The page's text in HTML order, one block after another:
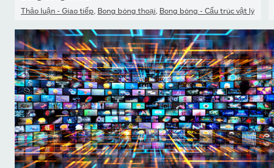
Thảo luận - Giao tiếp Bong bóng thoại Bong bóng - Cấu trúc vật lý